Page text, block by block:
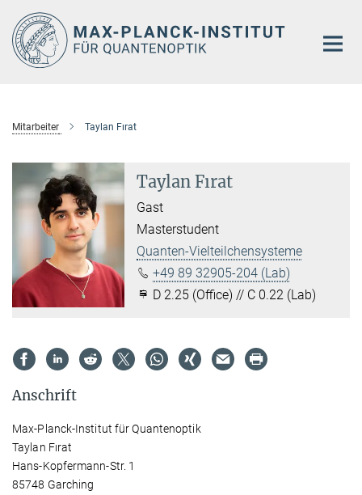
Hauptinhalt
Mitarbeiter Taylan Fırat
Taylan Fırat
Gast
Masterstudent
Quanten-Vielteilchensysteme
+49 89 32905-204 (Lab)
D 2.25 (Office) // C 0.22 (Lab)
Anschrift
Max-Planck-Institut für Quantenoptik
Taylan Fırat
Hans-Kopfermann-Str. 1
85748 Garching